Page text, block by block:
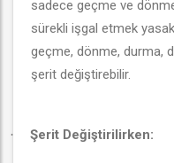
sadece geçme ve
sürekli işgal etmek
geçme, dönme, durma,
şerit değiştirebilir.
· Şerit Değiştirilirken: